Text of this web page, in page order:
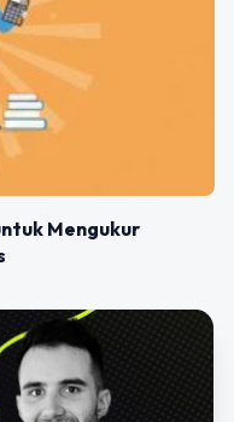
Mengukur